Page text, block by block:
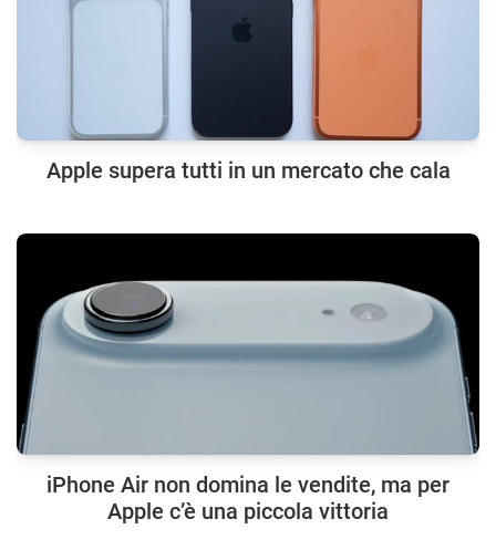
Apple supera tutti in un mercato che cala
iPhone Air non domina le vendite, ma per
Apple c’è una piccola vittoria